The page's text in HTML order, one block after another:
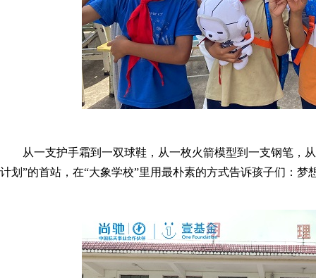
从一支护手霜到一双球鞋，从一枚火箭模型到一支钢笔
计划”的首站，在“大象学校”里用最朴素的方式告诉孩子们：梦